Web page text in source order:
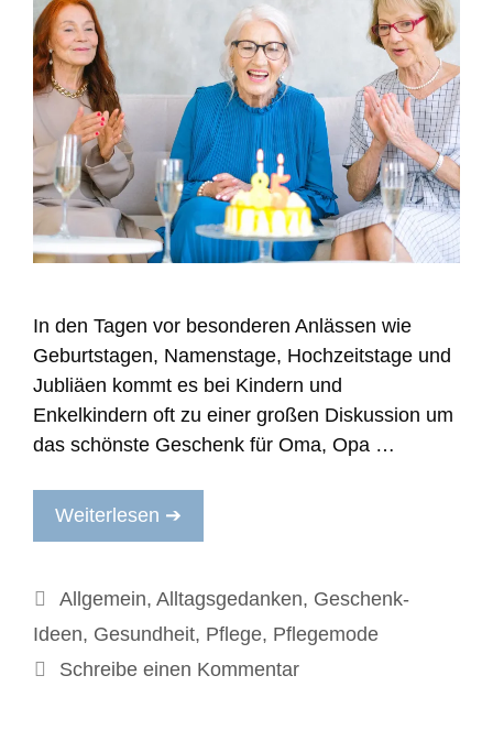
In den Tagen vor besonderen Anlässen wie
Geburtstagen, Namenstage, Hochzeitstage und
Jubliäen kommt es bei Kindern und
Enkelkindern oft zu einer großen Diskussion um
das schönste Geschenk für Oma, Opa …
Weiterlesen ➔
Kategorien
Allgemein, Alltagsgedanken, Geschenk-
Ideen, Gesundheit, Pflege, Pflegemode
Schreibe einen Kommentar